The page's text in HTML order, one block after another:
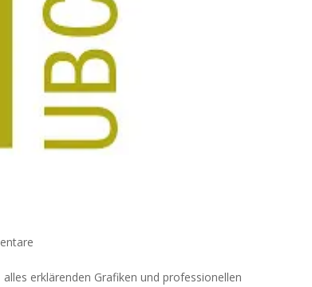
erklärenden Grafiken und professionellen